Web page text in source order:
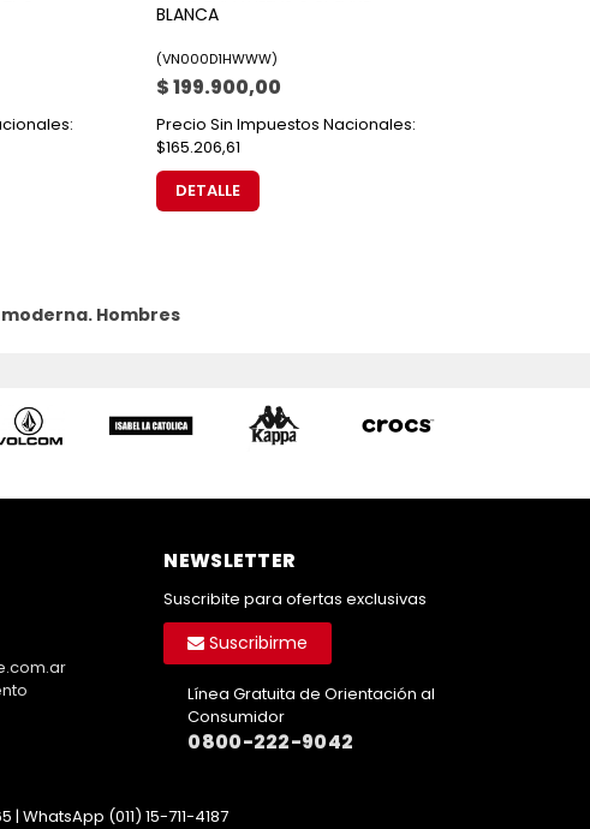
BLANCA
(VN000D1HWWW)
$ 199.900,00
Precio Sin Impuestos Nacionales:
$165.206,61
DETALLE
Hombres
NEWSLETTER
Suscribite para ofertas exclusivas
Suscribirme
Línea Gratuita de Orientación al
Consumidor
0800-222-9042
| WhatsApp (011) 15-711-4187